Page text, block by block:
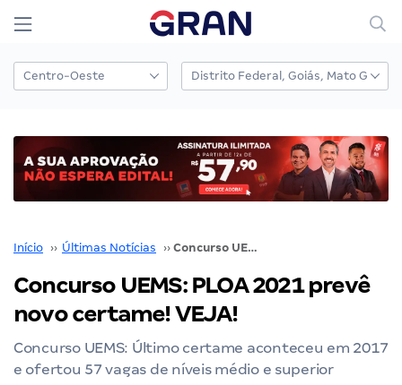
Início ›› Últimas Notícias ›› Concurso UEMS: PLOA 2021 prevê novo certame! VEJA!
Concurso UEMS: PLOA 2021 prevê
novo certame! VEJA!
Concurso UEMS: Último certame aconteceu em 2017
e ofertou 57 vagas de níveis médio e superior